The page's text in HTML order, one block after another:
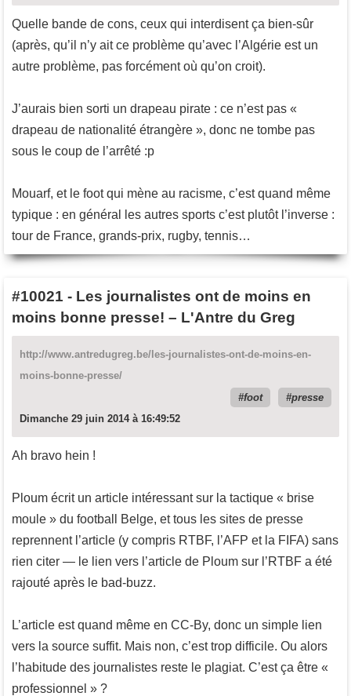
Quelle bande de cons, ceux qui interdisent ça bien-sûr
(après, qu’il n’y ait ce problème qu’avec l’Algérie est un
autre problème, pas forcément où qu’on croit).
J’aurais bien sorti un drapeau pirate : ce n’est pas «
drapeau de nationalité étrangère », donc ne tombe pas
sous le coup de l’arrêté :p
Mouarf, et le foot qui mène au racisme, c’est quand même
typique : en général les autres sports c’est plutôt l’inverse :
tour de France, grands-prix, rugby, tennis…
#10021 - Les journalistes ont de moins en
moins bonne presse! – L'Antre du Greg
http://www.antredugreg.be/les-journalistes-ont-de-moins-en-
moins-bonne-presse/
foot
presse
Dimanche 29 juin 2014 à 16:49:52
Ah bravo hein !
Ploum écrit un article intéressant sur la tactique « brise
moule » du football Belge, et tous les sites de presse
reprennent l’article (y compris RTBF, l’AFP et la FIFA) sans
rien citer — le lien vers l’article de Ploum sur l’RTBF a été
rajouté après le bad-buzz.
L’article est quand même en CC-By, donc un simple lien
vers la source suffit. Mais non, c’est trop difficile. Ou alors
l’habitude des journalistes reste le plagiat. C’est ça être «
professionnel » ?